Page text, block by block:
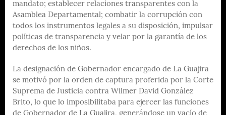
mandato; establecer relaciones transparentes con la
Asamblea Departamental; combatir la corrupción con
todos los instrumentos legales a su disposición, impulsar
políticas de transparencia y velar por la garantía de los
derechos de los niños.
La designación de Gobernador encargado de La Guajira
se motivó por la orden de captura proferida por la Corte
Suprema de Justicia contra Wilmer David González
Brito, lo que lo imposibilitaba para ejercer las funciones